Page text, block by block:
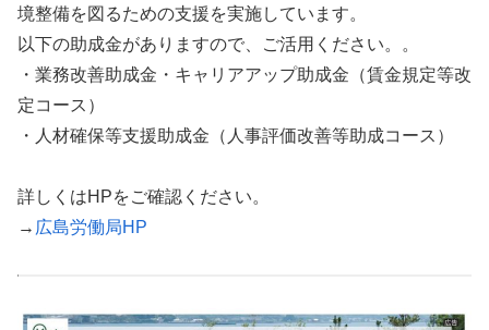
境整備を図るための支援を実施しています。
以下の助成金がありますので、ご活用ください。。
・業務改善助成金・キャリアアップ助成金（賃金規定等改
定コース）
・人材確保等支援助成金（人事評価改善等助成コース）
詳しくはHPをご確認ください。
→ 広島労働局HP